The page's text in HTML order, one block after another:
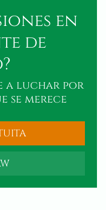
en
de
a luchar por
se merece